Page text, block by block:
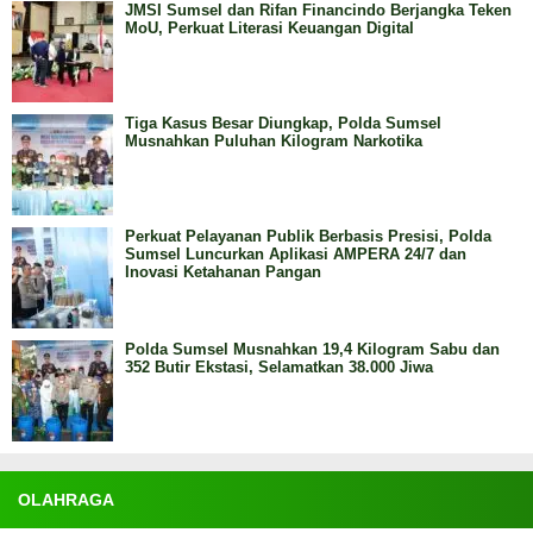
JMSI Sumsel dan Rifan Financindo Berjangka Teken
MoU, Perkuat Literasi Keuangan Digital
Tiga Kasus Besar Diungkap, Polda Sumsel
Musnahkan Puluhan Kilogram Narkotika
Perkuat Pelayanan Publik Berbasis Presisi, Polda
Sumsel Luncurkan Aplikasi AMPERA 24/7 dan
Inovasi Ketahanan Pangan
Polda Sumsel Musnahkan 19,4 Kilogram Sabu dan
352 Butir Ekstasi, Selamatkan 38.000 Jiwa
OLAHRAGA